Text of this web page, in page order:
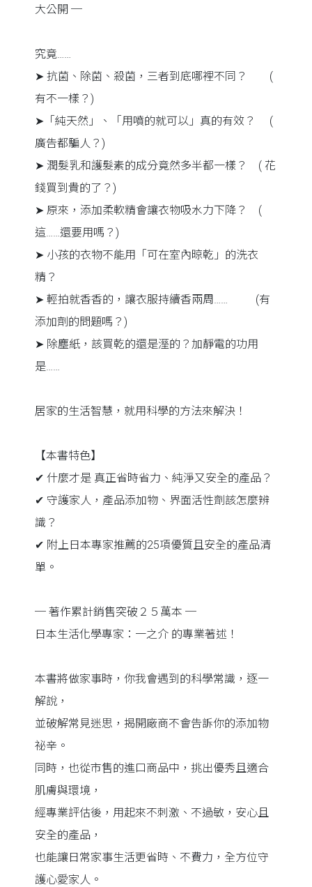
大公開 ─
究竟……
➤ 抗菌、除菌、殺菌，三者到底哪裡不同？ (
有不一樣？)
➤「純天然」、「用噴的就可以」真的有效？ (
廣告都騙人？)
➤ 潤髮乳和護髮素的成分竟然多半都一樣？ ( 花
錢買到貴的了？)
➤ 原來，添加柔軟精會讓衣物吸水力下降？ (
這……還要用嗎？)
➤ 小孩的衣物不能用「可在室內晾乾」的洗衣
精？
➤ 輕拍就香香的，讓衣服持續香兩周…… (有
添加劑的問題嗎？)
➤ 除塵紙，該買乾的還是溼的？加靜電的功用
是……
居家的生活智慧，就用科學的方法來解決！
【本書特色】
✔ 什麼才是 真正省時省力、純淨又安全的產品？
✔ 守護家人，產品添加物、界面活性劑該怎麼辨
識？
✔ 附上日本專家推薦的25項優質且安全的產品清
單。
─ 著作累計銷售突破２５萬本 ─
日本生活化學專家：一之介 的專業著述！
本書將做家事時，你我會遇到的科學常識，逐一
解說，
並破解常見迷思，揭開廠商不會告訴你的添加物
祕辛。
同時，也從市售的進口商品中，挑出優秀且適合
肌膚與環境，
經專業評估後，用起來不刺激、不過敏，安心且
安全的產品，
也能讓日常家事生活更省時、不費力，全方位守
護心愛家人。